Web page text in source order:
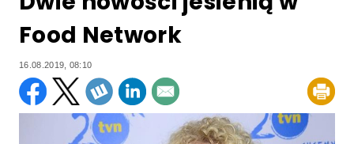
Food Network
16.08.2019, 08:10